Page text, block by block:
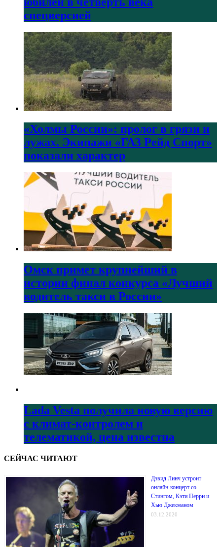
спецверсией
«Холмы России»: пролог в грязи и
лужах. Экипажи «ГАЗ Рейд Спорт»
показали характер
Омск примет крупнейший в
истории финал конкурса «Лучший
водитель такси в России»
Lada Vesta получила новую версию
с климат-контролем и
телематикой, цена известна
СЕЙЧАС ЧИТАЮТ
Дэвид Линч устроит
онлайн-концерт со
Стингом, Кэти Перри и
Хью Джекманом
03.12.2020